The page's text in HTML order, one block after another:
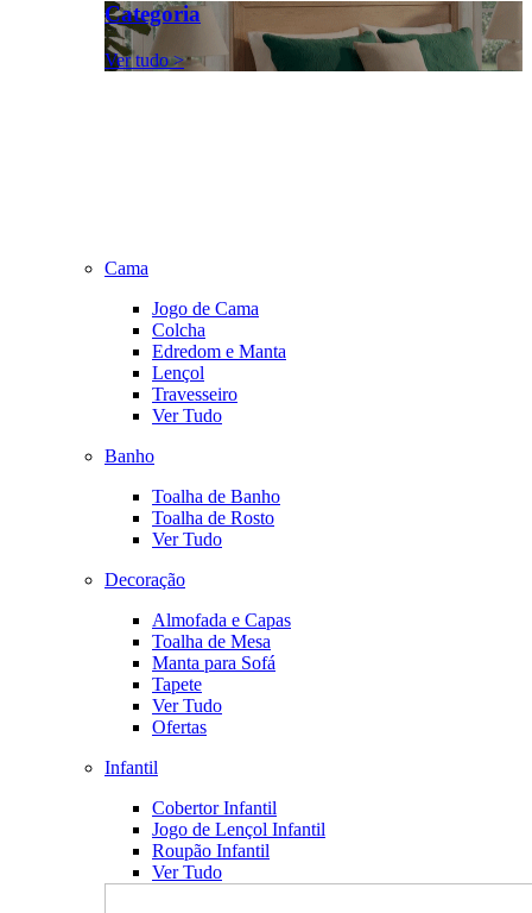
Categoria
Ver tudo >
Cama
Jogo de Cama
Colcha
Edredom e Manta
Lençol
Travesseiro
Ver Tudo
Banho
Toalha de Banho
Toalha de Rosto
Ver Tudo
Decoração
Almofada e Capas
Toalha de Mesa
Manta para Sofá
Tapete
Ver Tudo
Ofertas
Infantil
Cobertor Infantil
Jogo de Lençol Infantil
Roupão Infantil
Ver Tudo